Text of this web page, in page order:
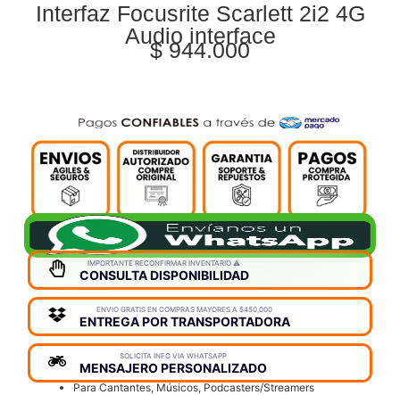
Interfaz Focusrite Scarlett 2i2 4G
Audio interface
$944.000
IMPORTANTE RECONFIRMAR INVENTARIO ⚠️
CONSULTA DISPONIBILIDAD
ENVIO GRATIS EN COMPRAS MAYORES A $450,000
ENTREGA POR TRANSPORTADORA
SOLICITA INFO VIA WHATSAPP
MENSAJERO PERSONALIZADO
Para Cantantes, Músicos, Podcasters/Streamers